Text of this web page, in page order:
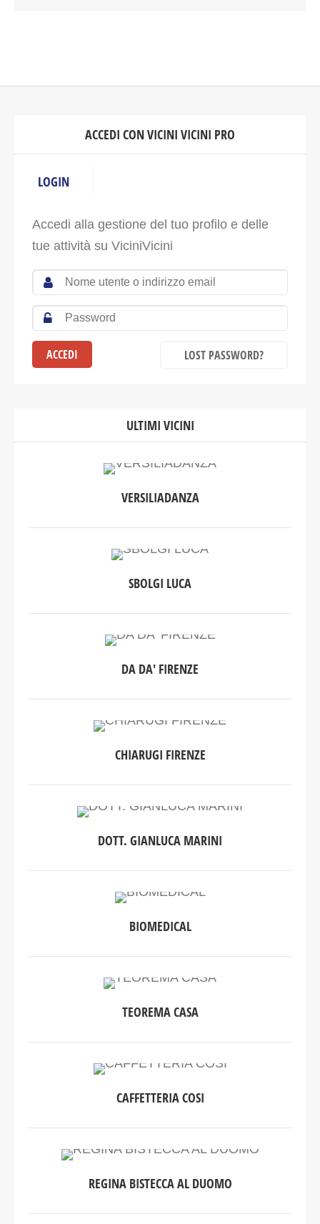
ACCEDI CON VICINI VICINI PRO
LOGIN
Accedi alla gestione del tuo profilo e delle
tue attività su ViciniVicini
LOST PASSWORD?
ULTIMI VICINI
VERSILIADANZA
SBOLGI LUCA
DA DA' FIRENZE
CHIARUGI FIRENZE
DOTT. GIANLUCA MARINI
BIOMEDICAL
TEOREMA CASA
CAFFETTERIA COSI
REGINA BISTECCA AL DUOMO